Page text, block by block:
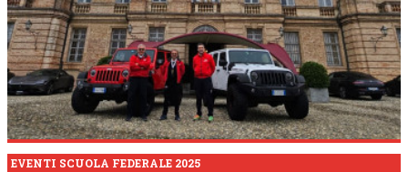
EVENTI SCUOLA FEDERALE 2025